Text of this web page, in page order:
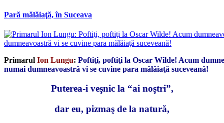
Pară mălăiaţă, în Suceava
Primarul Ion Lungu: Poftiţi, poftiţi la Oscar Wilde! Acum
numai dumneavoastră vi se cuvine para mălăiaţă suceveană!
Puterea-i veşnic la “ai noştri”,
dar eu, pizmaş de la natură,